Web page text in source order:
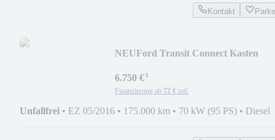
Kontakt
NEUFord Transit Connect Kasten
6.750 €¹
Finanzierung ab 72 € mtl.
Unfallfrei • EZ 05/2016 • 175.000 km • 70 kW (95 PS) • Diesel